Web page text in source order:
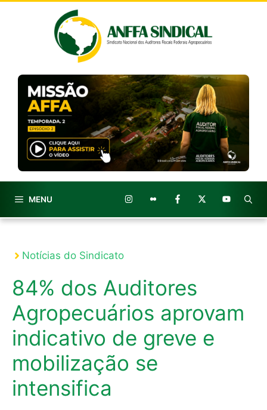
MENU
Notícias do Sindicato
84% dos Auditores
Agropecuários aprovam
indicativo de greve e
mobilização se
intensifica